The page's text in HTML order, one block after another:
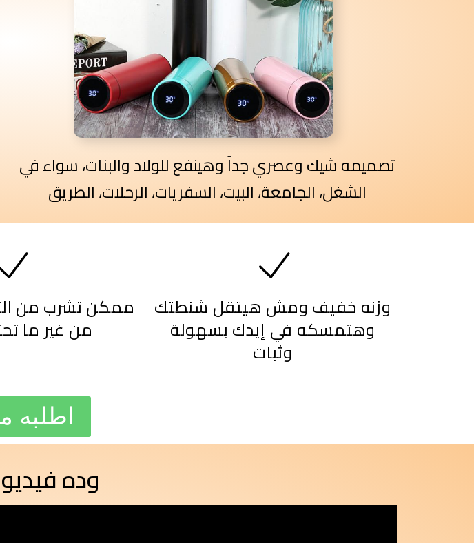
تصميمه شيك وعصري جداً وهينفع للولاد والبنات، سواء في
الشغل، الجامعة، البيت، السفريات، الرحلات، الطريق
ممكن تشرب من
من غير ما
وزنه خفيف ومش هيتقل شنطتك
وهتمسكه في إيدك بسهولة
وثبات
اطلبه
وده